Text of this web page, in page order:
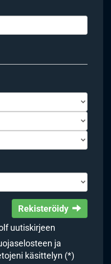
Rekisteröidy
uutiskirjeen
ja
käsittelyn (*)